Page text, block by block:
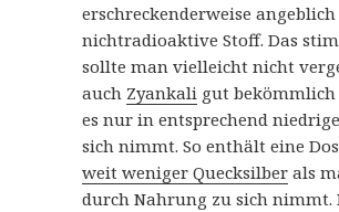
erschreckenderweise
nichtradioaktive Stoff. Das
sollte man vielleicht nicht
auch Zyankali gut
es nur in entsprechend
sich nimmt. So enthält eine
weit weniger Quecksilber als
durch Nahrung zu sich nimmt.